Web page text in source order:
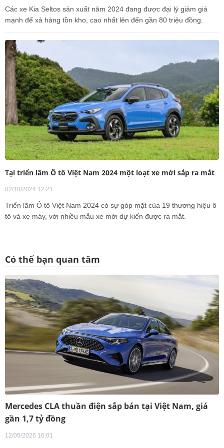
Các xe Kia Seltos sản xuất năm 2024 đang được đại lý giảm giá
mạnh để xả hàng tồn kho, cao nhất lên đến gần 80 triệu đồng.
Tại triển lãm Ô tô Việt Nam 2024 một loạt xe mới sắp ra mắt
02/10/2024 12:21
Triển lãm Ô tô Việt Nam 2024 có sự góp mặt của 19 thương hiệu ô
tô và xe máy, với nhiều mẫu xe mới dự kiến được ra mắt.
Có thể bạn quan tâm
Mercedes CLA thuần điện sắp bán tại Việt Nam, giá
gần 1,7 tỷ đồng
12/05/2026 16:01